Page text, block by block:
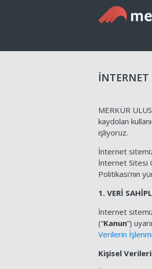
İNTERNET
MERKÜR
kaydolan
işliyoruz.
İnternet
İnternet Sitesi
Politikası’nın
1. VERİ
İnternet
(“Kanun”)
Verilerin
Kişisel